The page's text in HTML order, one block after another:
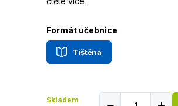
Formát učebnice
Tištěná
Skladem